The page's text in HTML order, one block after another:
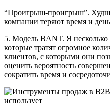
“Проигрыш-проигрыш”.
компании теряют время и
5. Модель BANT. Я несколько
которые тратят огромное
клиентов, с которыми они
оценить вероятность
сократить время и